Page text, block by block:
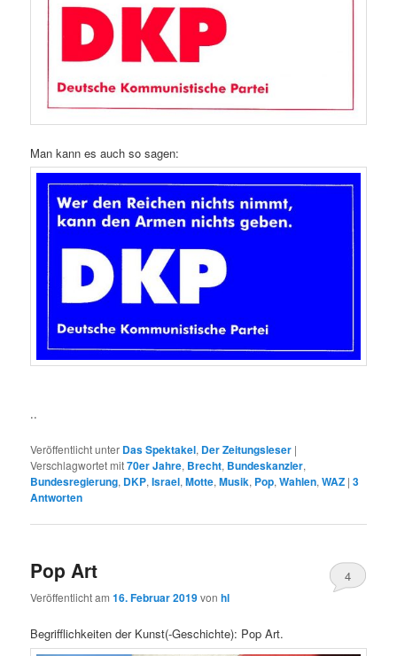
Man kann es auch so sagen:
..
Veröffentlicht unter Das Spektakel, Der Zeitungsleser |
Verschlagwortet mit70er Jahre, Brecht, Bundeskanzler,
Bundesregierung, DKP,Israel,Motte,Musik, Pop,Wahlen,WAZ |3
Antworten
Pop Art
Veröffentlicht am16. Februar 2019vonhl
4
Begrifflichkeiten der Kunst(-Geschichte): Pop Art.